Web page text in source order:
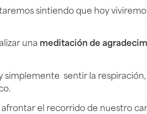
sintiendo que hoy
una meditación de
simplemente sentir la
afrontar el recorrido de nuestro